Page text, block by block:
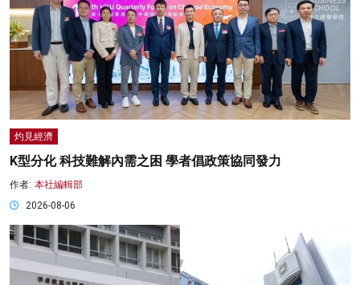
灼見經濟
K型分化 科技難解內需之困 學者倡政策協同發力
作者: 本社編輯部
2026-08-06